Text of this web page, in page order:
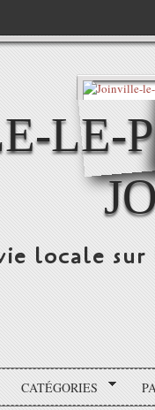
LE-
locale sur
CATÉGORIES